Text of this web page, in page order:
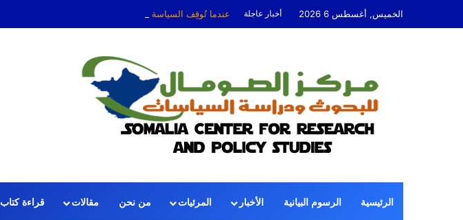
الخميس, أغسطس 6 2026 أخبار عاجلة عندما تُوقِف السياسة الصافرة: قضية الحكم عمر عرتن
الرئيسية الرسوم البيانية الأخبار المرئيات من نحن مقالات قراءة كتاب